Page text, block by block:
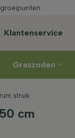
vanaf €450
Klantenservice
Graszoden
struik
cm